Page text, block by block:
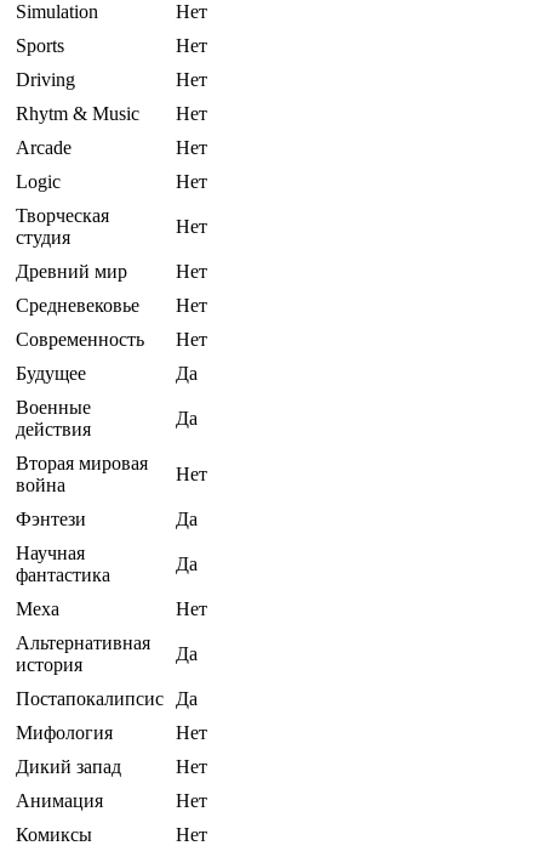
Simulation
Нет
Sports
Нет
Driving
Нет
Rhytm & Music
Нет
Arcade
Нет
Logic
Нет
Творческая
студия
Нет
Древний мир
Нет
Средневековье
Нет
Современность
Нет
Будущее
Да
Военные
действия
Да
Вторая мировая
война
Нет
Фэнтези
Да
Научная
фантастика
Да
Меха
Нет
Альтернативная
история
Да
Постапокалипсис
Да
Мифология
Нет
Дикий запад
Нет
Анимация
Нет
Комиксы
Нет